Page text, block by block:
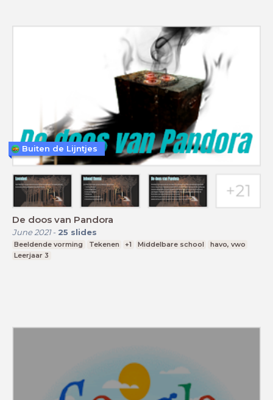
De doos van Pandora
June 2021- 25 slides
Beeldende vorming Tekenen +1 Middelbare school
havo, vwo
Leerjaar 3
Buiten de Lijntjes